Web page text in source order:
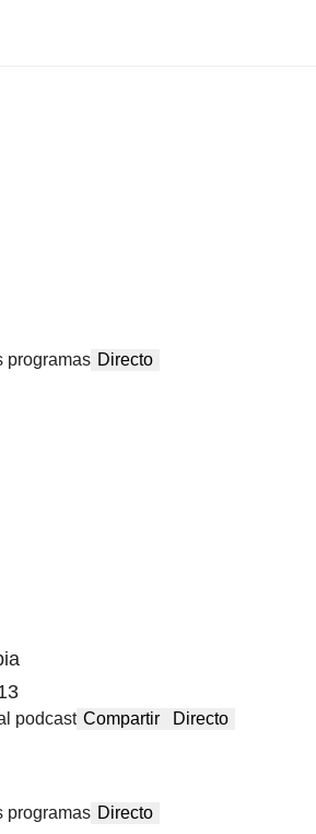
programas Directo
podcast Compartir Directo
programas Directo